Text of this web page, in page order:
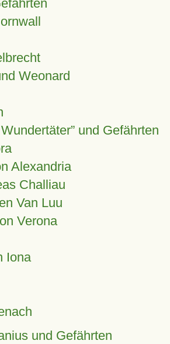
Weonard
und Gefährten
Alexandria
Challiau
Van Luu
Verona
Iona
und Gefährten